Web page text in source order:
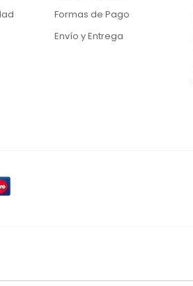
Formas de Pago
Envío y Entrega